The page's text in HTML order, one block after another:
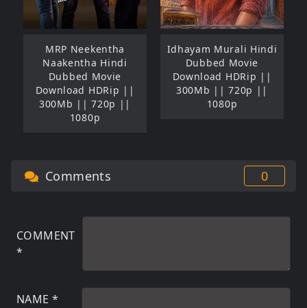
MRP Neekentha
Naakentha Hindi
Dubbed Movie
Download HDRip ||
300Mb || 720p ||
1080p
Idhayam Murali Hindi
Dubbed Movie
Download HDRip ||
300Mb || 720p ||
1080p
Comments 0
COMMENT
*
NAME *